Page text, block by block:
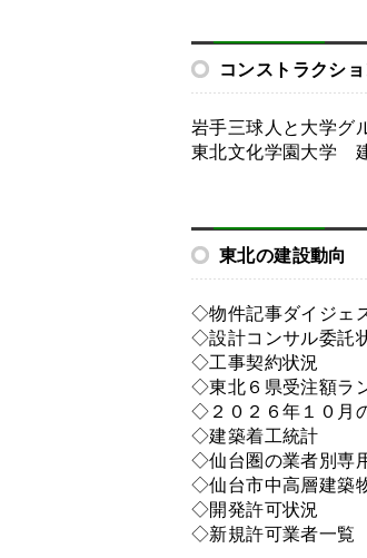
コンストラクシ
岩手三球人と大学グ
東北文化学園大学
東北の建設動向
◇物件記事ダイジェ
◇設計コンサル委託
◇工事契約状況
◇東北６県受注額ラ
◇２０２６年１０月
◇建築着工統計
◇仙台圏の業者別専
◇仙台市中高層建築
◇開発許可状況
◇新規許可業者一覧